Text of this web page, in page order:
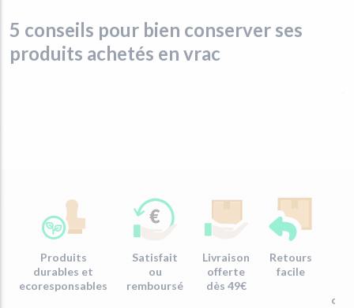
5 conseils pour bien conserver ses
produits achetés en vrac
Produits
durables et
ecoresponsables
Satisfait
ou
remboursé
Livraison
offerte
dès 49€
Retours
facile